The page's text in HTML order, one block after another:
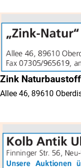
Zink
Allee 46, 89610